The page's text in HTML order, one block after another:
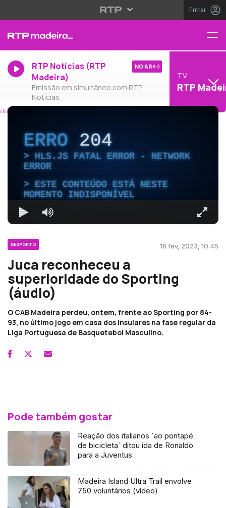
Entrar
RTP Notícias (RTP
Madeira)
Emissão em simultâneo com RTP
Notícias
NO AR
TV
RTP
ERRO204
HLS.JS FATAL ERROR - NETWORK
ERROR
ESTE CONTEÚDO ESTÁ NESTE
MOMENTO INDISPONÍVEL
DESPORTO 16 fev, 2023, 10:45
Juca reconheceu a
superioridade do Sporting
(áudio)
O CAB Madeira perdeu, ontem, frente ao Sporting por 84-
93, no último jogo em casa dos insulares na fase regular da
Liga Portuguesa de Basquetebol Masculino.
Pode também gostar
Reação dos italianos `ao pontapé
de bicicleta` ditou ida de Ronaldo
para a Juventus
Madeira Island Ultra Trail envolve
750 voluntários (vídeo)